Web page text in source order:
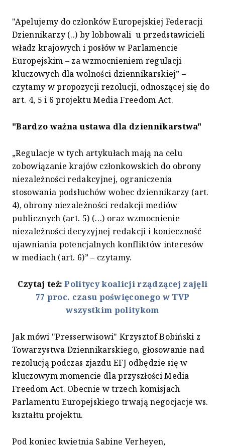
"Apelujemy do członków Europejskiej Federacji
Dziennikarzy (..) by lobbowali u przedstawicieli
władz krajowych i posłów w Parlamencie
Europejskim – za wzmocnieniem regulacji
kluczowych dla wolności dziennikarskiej” –
czytamy w propozycji rezolucji, odnoszącej się do
art. 4, 5 i 6 projektu Media Freedom Act.
"Bardzo ważna ustawa dla dziennikarstwa"
„Regulacje w tych artykułach mają na celu
zobowiązanie krajów członkowskich do obrony
niezależności redakcyjnej, ograniczenia
stosowania podsłuchów wobec dziennikarzy (art.
4), obrony niezależności redakcji mediów
publicznych (art. 5) (…) oraz wzmocnienie
niezależności decyzyjnej redakcji i konieczność
ujawniania potencjalnych konfliktów interesów
w mediach (art. 6)” – czytamy.
Czytaj też:Politycy koalicji rządzącej zajęli
77 proc. czasu poświęconego w TVP
wszystkim politykom
Jak mówi "Presserwisowi" Krzysztof Bobiński z
Towarzystwa Dziennikarskiego, głosowanie nad
rezolucją podczas zjazdu EFJ odbędzie się w
kluczowym momencie dla przyszłości Media
Freedom Act. Obecnie w trzech komisjach
Parlamentu Europejskiego trwają negocjacje ws.
kształtu projektu.
Pod koniec kwietnia Sabine Verheyen,